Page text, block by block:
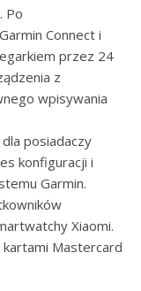
Po
Connect i
przez 24
z
wpisywania
posiadaczy
konfiguracji i
Garmin.
Xiaomi.
kartami Mastercard